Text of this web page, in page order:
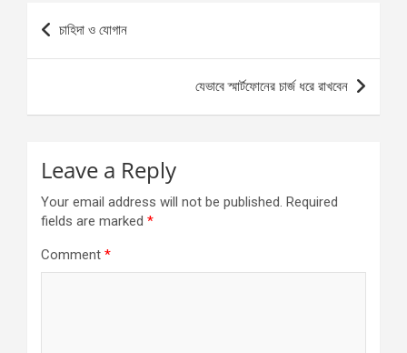
Post
navigation
চাহিদা ও যোগান
যেভাবে স্মার্টফোনের চার্জ ধরে রাখবেন
Leave a Reply
Your email address will not be published. Required
fields are marked *
Comment *